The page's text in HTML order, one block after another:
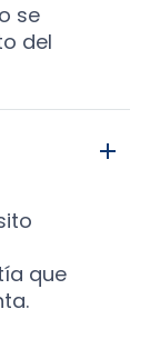
se
del
que